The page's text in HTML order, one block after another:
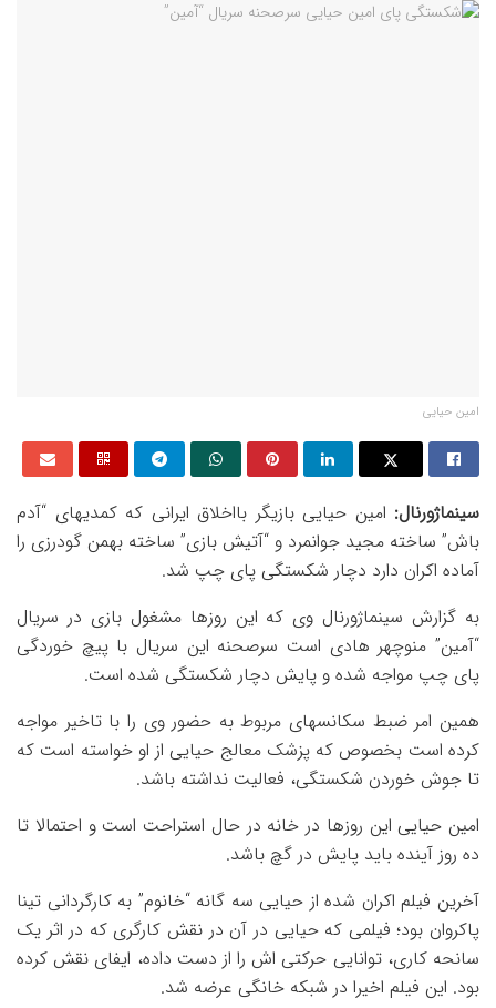
امین حیایی
سینماژورنال: امین حیایی بازیگر بااخلاق ایرانی که کمدیهای “آدم
باش” ساخته مجید جوانمرد و “آتیش بازی” ساخته بهمن گودرزی را
آماده اکران دارد دچار شکستگی پای چپ شد.
به گزارش سینماژورنال وی که این روزها مشغول بازی در سریال
“آمین” منوچهر هادی است سرصحنه این سریال با پیچ خوردگی
پای چپ مواجه شده و پایش دچار شکستگی شده است.
همین امر ضبط سکانسهای مربوط به حضور وی را با تاخیر مواجه
کرده است بخصوص که پزشک معالج حیایی از او خواسته است که
تا جوش خوردن شکستگی، فعالیت نداشته باشد.
امین حیایی این روزها در خانه در حال استراحت است و احتمالا تا
ده روز آینده باید پایش در گچ باشد.
آخرین فیلم اکران شده از حیایی سه گانه “خانوم” به کارگردانی تینا
پاکروان بود؛ فیلمی که حیایی در آن در نقش کارگری که در اثر یک
سانحه کاری، توانایی حرکتی اش را از دست داده، ایفای نقش کرده
بود. این فیلم اخیرا در شبکه خانگی عرضه شد.